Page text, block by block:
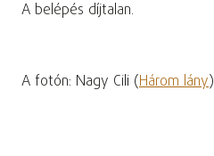
A belépés díjtalan.
A fotón: Nagy Cili (Három lány)